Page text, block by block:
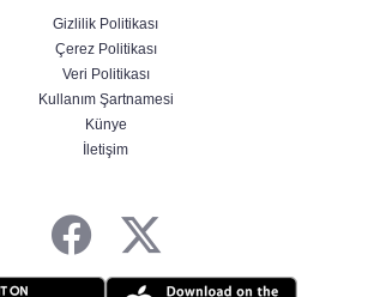
Selçuk Bayraktar, Şırnak'ta TEKNOFEST Dron
Şampiyonası'na katıldı
Gizlilik Politikası
Çerez Politikası
Veri Politikası
Kullanım Şartnamesi
Künye
İletişim